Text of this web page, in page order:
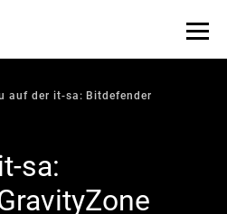
auf der it-sa: Bitdefender
sa: